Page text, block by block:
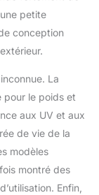
2.
la
un
un
normal.
pas
ouvrir
petite
conception
La
pour le poids et
aux UV et aux
de vie de la
modèles
montré des
Enfin,